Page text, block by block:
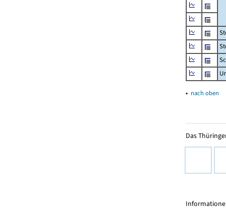
▴ nach oben
Das